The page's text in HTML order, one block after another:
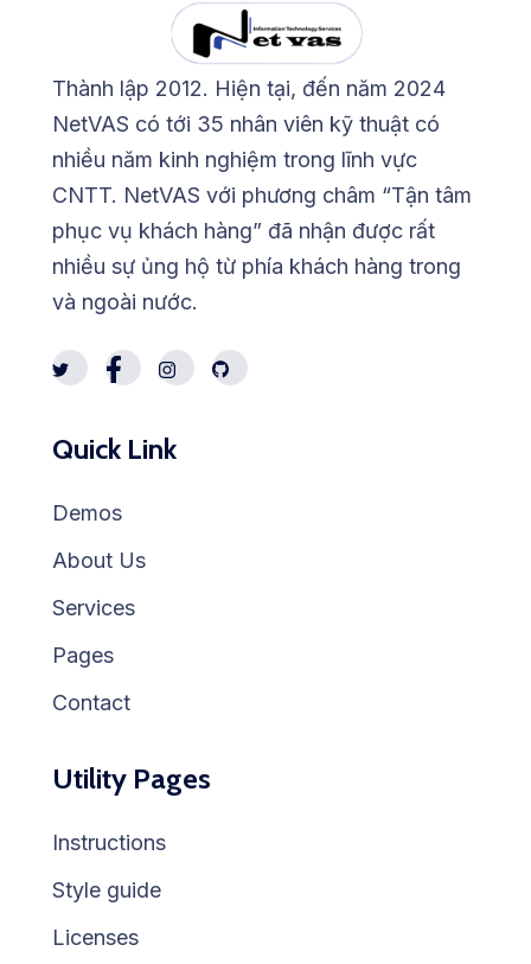
Thành lập 2012. Hiện tại, đến năm 2024
NetVAS có tới 35 nhân viên kỹ thuật có
nhiều năm kinh nghiệm trong lĩnh vực
CNTT. NetVAS với phương châm “Tận tâm
phục vụ khách hàng” đã nhận được rất
nhiều sự ủng hộ từ phía khách hàng trong
và ngoài nước.
Quick Link
Demos
About Us
Services
Pages
Contact
Utility Pages
Instructions
Style guide
Licenses